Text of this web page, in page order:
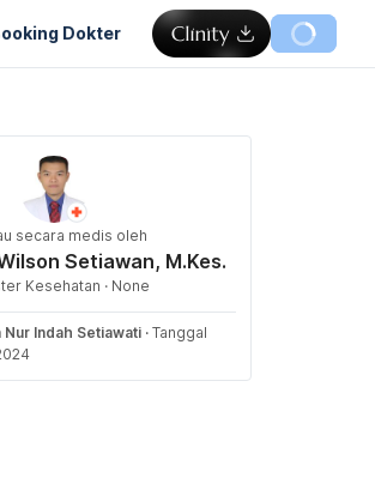
Dokter
secara medis oleh
Setiawan, M.Kes.
Kesehatan · None
Nur Indah Setiawati · Tanggal